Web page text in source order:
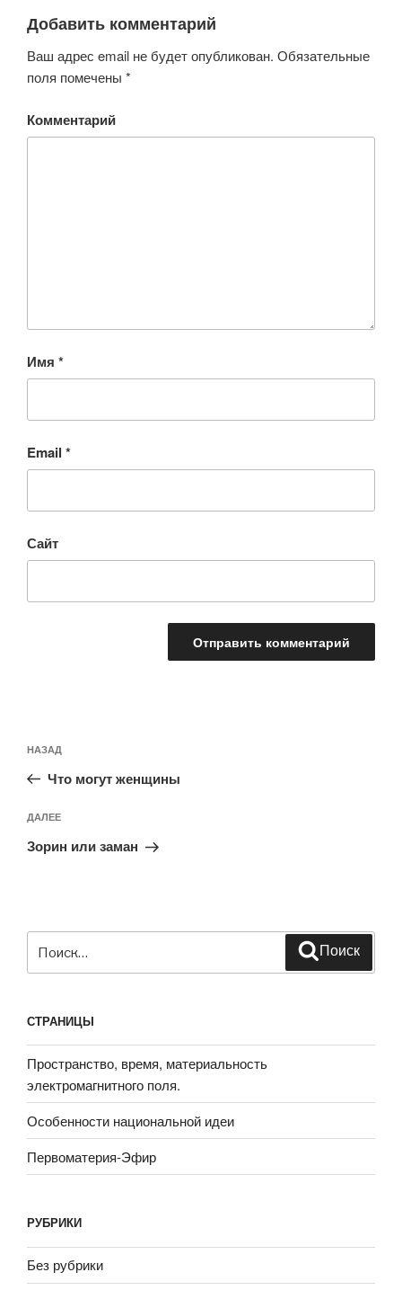
Добавить комментарий
Ваш адрес email не будет опубликован. Обязательные
поля помечены *
Комментарий
Имя *
Email *
Сайт
по
записям
Предыдущая
запись:
НАЗАД
Что могут женщины
Следующая
запись
ДАЛЕЕ
Зорин или заман
Поиск
СТРАНИЦЫ
Пространство, время, материальность
электромагнитного поля.
Особенности национальной идеи
Первоматерия-Эфир
РУБРИКИ
Без рубрики